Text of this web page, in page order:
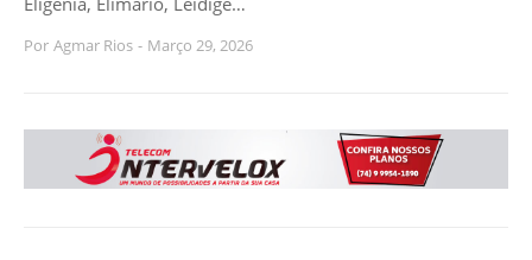
Por Agmar Rios - Março 29, 2026